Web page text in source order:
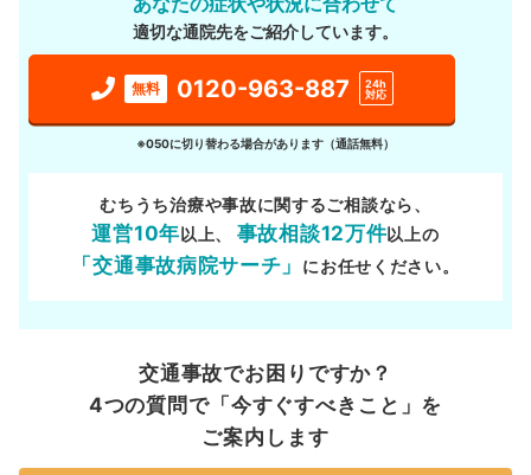
適切な通院先をご紹介しています。
無料 0120-963-887
24h
対応
※050に切り替わる場合があります（通話無料）
むちうち治療や事故に関するご相談なら、
運営10年以上、 事故相談12万件以上の
「交通事故病院サーチ」 にお任せください。
交通事故でお困りですか？
4つの質問で「今すぐすべきこと」を
ご案内します